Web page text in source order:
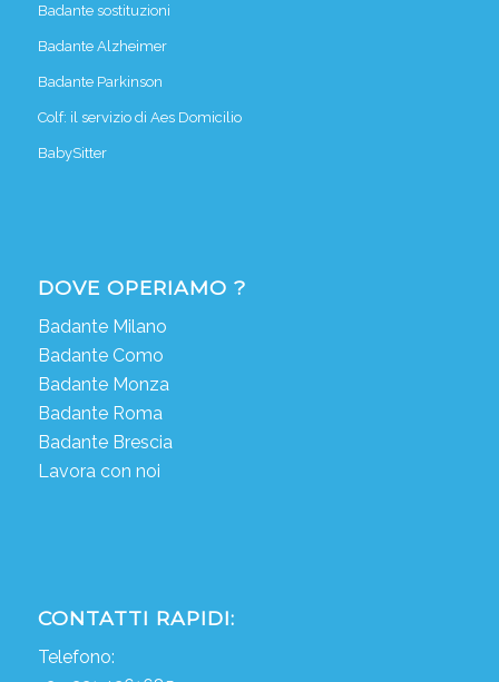
Badante sostituzioni
Badante Alzheimer
Badante Parkinson
Colf: il servizio di Aes Domicilio
BabySitter
DOVE OPERIAMO ?
Badante Milano
Badante Como
Badante Monza
Badante Roma
Badante Brescia
Lavora con noi
CONTATTI RAPIDI:
Telefono: